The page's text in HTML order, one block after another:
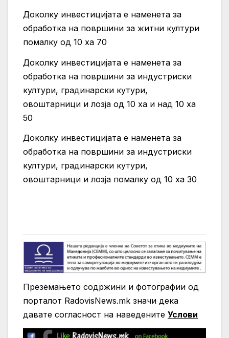
Доколку инвестицијата е наменета за
обработка на површини за житни култури
помалку од 10 ха 70
Доколку инвестицијата е наменета за
обработка на површини за индустриски
култури, градинарски кутури,
овоштарници и лозја од 10 ха и над 10 ха
50
Доколку инвестицијата е наменета за
обработка на површини за индустриски
култури, градинарски кутури,
овоштарници и лозја помалку од 10 ха 30
Преземањето содржини и фотографии од
порталот RadovisNews.mk значи дека
давате согласност на нaведените Услови